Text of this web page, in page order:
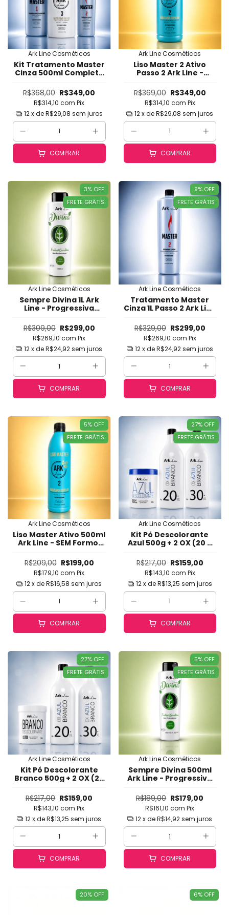
Ark Line Cosméticos
Kit Tratamento Master
Cinza 500ml Completo
Ativo + Máscara -
Progressiva
Diferenciada para
Cabelos Difíceis e
Loiros
R$368,00 R$349,00
R$314,10com Pix
12x deR$29,08 sem juros
COMPRAR
Ark Line Cosméticos
Liso Master 2 Ativo
Passo 2 Ark Line -
Diferenciada Pura,
Alisamento
Profissional com
Qualidade,
Naturalidade e Brilho
Intenso
R$369,00 R$349,00
R$314,10 com Pix
12x deR$29,08 sem juros
COMPRAR
3% OFF
FRETE GRÁTIS
Ark Line Cosméticos
Sempre Divina 1L Ark
Line - Progressiva
com Liso Natural, Brilho
Intenso, Maciez e Sem
Cheiro (Passo 2 -
Tamanho Profissional)
R$309,00 R$299,00
R$269,10com Pix
12x deR$24,92sem juros
COMPRAR
9% OFF
FRETE GRÁTIS
Ark Line Cosméticos
Tratamento Master
Cinza 1L Passo 2 Ark Line
Diferenciada para
Cabelos Difíceis e
Loiros - Tamanho
Profissional
R$329,00 R$299,00
R$269,10 com Pix
12x deR$24,92sem juros
COMPRAR
5% OFF
FRETE GRÁTIS
Ark Line Cosméticos
Liso Master Ativo 500ml
Ark Line - SEM Formol
Brilho Espelhado,
Toque Sedoso e
Reestruturação
Profunda (Passo 2)
R$209,00 R$199,00
R$179,10com Pix
12x deR$16,58 sem juros
COMPRAR
27% OFF
FRETE GRÁTIS
Ark Line Cosméticos
Kit Pó Descolorante
Azul 500g + 2 OX (20 e
Clareamento Rápido,
Seguro, Uniforme com
Neutralização de
Laranja até 10 Tons
(Mecha
R$217,00 R$159,00
R$143,10 com Pix
12x deR$13,25 sem juros
COMPRAR
27% OFF
FRETE GRÁTIS
Ark Line Cosméticos
Kit Pó Descolorante
Branco 500g + 2 OX (20
- Clareamento Rápido,
Seguro, Uniforme e
Versátil até 10 Tons
(Mechas, Balayage, Ref
R$217,00 R$159,00
R$143,10com Pix
12x deR$13,25 sem juros
COMPRAR
5% OFF
FRETE GRÁTIS
Ark Line Cosméticos
Sempre Divina 500ml
Ark Line - Progressiva
com Liso Natural, Brilho
Intenso, Maciez e Sem
Cheiro (Passo 2)
R$189,00 R$179,00
R$161,10com Pix
12x deR$14,92sem juros
COMPRAR
20% OFF 6% OFF